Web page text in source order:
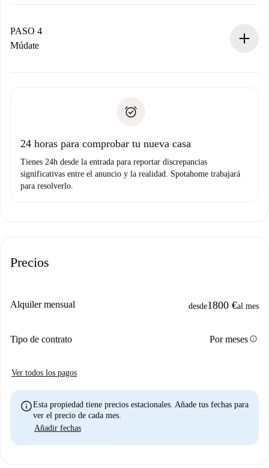
contacto con el propietario.
Si es rechazada: No te haremos ningún cargo y te
Prueba de solvencia
PASO 4
Múdate
no nos comunicas ningún problema.
24 horas para comprobar tu nueva casa
Tienes 24h desde la entrada para reportar discrepancias
significativas entre el anuncio y la realidad. Spotahome trabajará
para resolverlo.
Precios
Alquiler mensual desde1800 €al mes
Tipo de contrato Por mesesinfo
Ver todos los pagos
infoEsta propiedad tiene precios estacionales. Añade tus fechas para
ver el precio de cada mes.
Añadir fechas